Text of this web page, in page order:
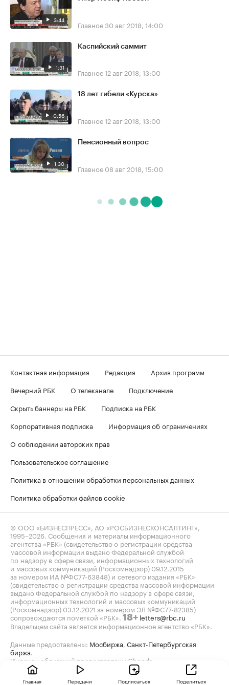
3:44 Главное30 авг 2018, 14:00
1:31
Каспийский саммит
Главное12 авг 2018, 13:00
0:56
18 лет гибели «Курска»
Главное12 авг 2018, 13:00
1:30
Пенсионный вопрос
Главное 08 авг 2018, 15:00
Контактная информация Редакция
Архив программ
Вечерний РБК
О телеканале
Подключение
Скрыть баннеры на РБК
Подписка на РБК
Корпоративная подписка
Информация об ограничениях
О соблюдении авторских прав
Пользовательское соглашение
Политика в отношении обработки персональных данных
Политика обработки файлов cookie
© ООО «БИЗНЕСПРЕСС», АО «РОСБИЗНЕСКОНСАЛТИНГ»,
1995–2026 . Сообщения и материалы информационного
агентства «РБК» (свидетельство о регистрации средства
массовой информации выдано Федеральной службой
по надзору в сфере связи, информационных технологий
и массовых коммуникаций (Роскомнадзор) 09.12.2015
за номером ИА №ФС77-63848) и сетевого издания «РБК»
(свидетельство о регистрации средства массовой информации
выдано Федеральной службой по надзору в сфере связи,
информационных технологий и массовых коммуникаций
(Роскомнадзор) 03.12.2021 за номером ЭЛ №ФС77-82385)
сопровождаются пометкой «РБК». 18+ letters@rbc.ru
Владельцем сайта является информационное агентство «РБК».
Данные предоставлены: Мосбиржа Санкт-Петербургская
биржа
Индексы облигаций предоставлены Cbonds.
Главная Передачи Подписаться Поделиться